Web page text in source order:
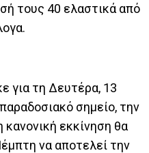
τους 40 ελαστικά από
για τη Δευτέρα, 13
σημείο, την
εκκίνηση θα
να αποτελεί την